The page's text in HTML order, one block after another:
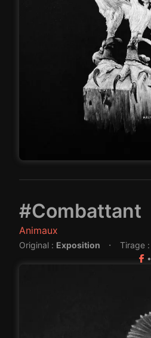
#Combattant
Animaux
Original : Exposition · Tirage :
•